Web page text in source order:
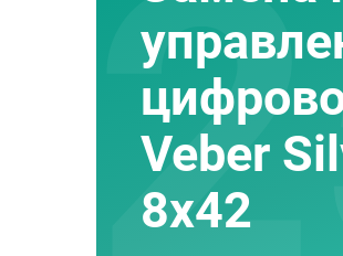
Veber
8x42